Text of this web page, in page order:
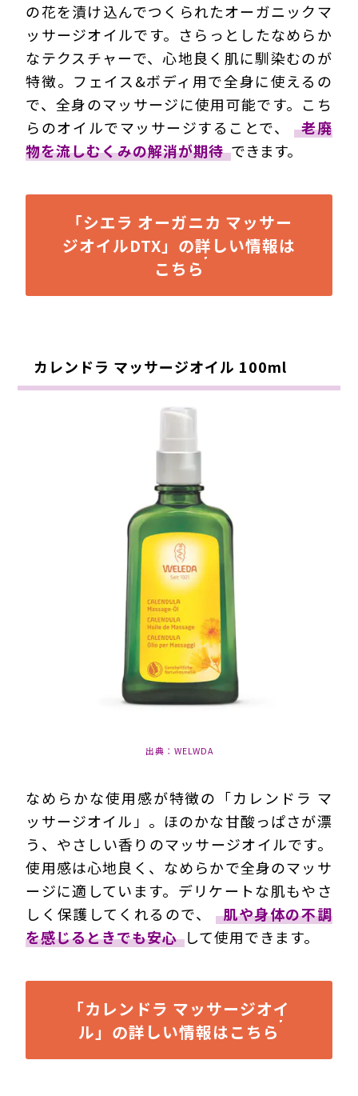
の花を漬け込んでつくられたオーガニックマ
ッサージオイルです。さらっとしたなめらか
なテクスチャーで、心地良く肌に馴染むのが
特徴。 フェイス&ボディ用で全身に使えるの
で、全身のマッサージに使用可能です。こち
らのオイルでマッサージすることで、 老廃
物を流しむくみの解消が期待 できます。
「シエラ オーガニカ マッサー
ジオイルDTX」の詳しい情報は
こちら
カレンドラ マッサージオイル 100ml
出典：WELWDA
なめらかな使用感が特徴の「カレンドラ マ
ッサージオイル」。ほのかな甘酸っぱさが漂
う、やさしい香りのマッサージオイルです。
使用感は心地良く、なめらかで全身のマッサ
ージに適しています。 デリケートな肌もやさ
しく保護してくれる ので、 肌や身体の不調
を感じるときでも安心 して使用できます。
「カレンドラ マッサージオイ
ル」の詳しい情報はこちら